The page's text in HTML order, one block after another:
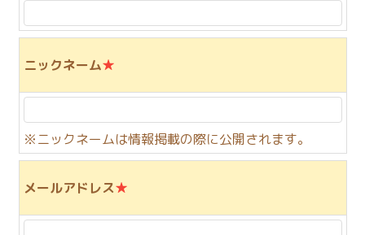
ニックネーム★
※ニックネームは情報掲載の際に公開されます。
メールアドレス★